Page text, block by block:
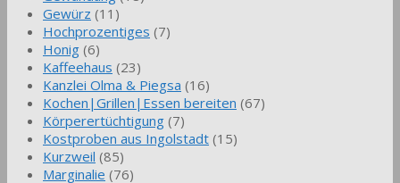
Gewürz (11)
Hochprozentiges (7)
Honig (6)
Kaffeehaus (23)
Kanzlei Olma & Piegsa (16)
Kochen|Grillen|Essen bereiten (67)
Körperertüchtigung (7)
Kostproben aus Ingolstadt (15)
Kurzweil (85)
Marginalie (76)